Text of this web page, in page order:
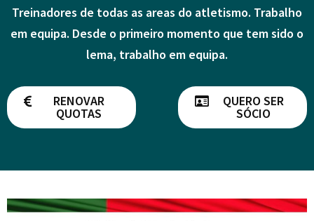
Treinadores de todas as areas do atletismo. Trabalho
em equipa. Desde o primeiro momento que tem sido o
lema, trabalho em equipa.
RENOVAR
QUOTAS
QUERO SER
SÓCIO